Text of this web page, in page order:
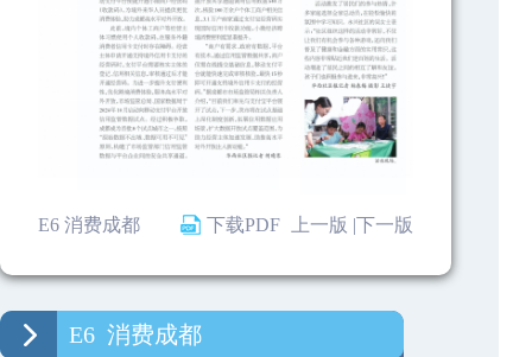
E6 消费成都 下载PDF 下一版
上一版 |
E6 消费成都